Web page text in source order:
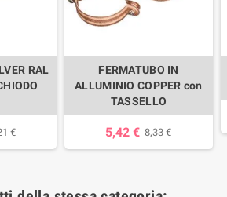
RAL
€
FERMATUBO IN
ALLUMINIO COPPER con
TASSELLO
5,42 € 8,33 €